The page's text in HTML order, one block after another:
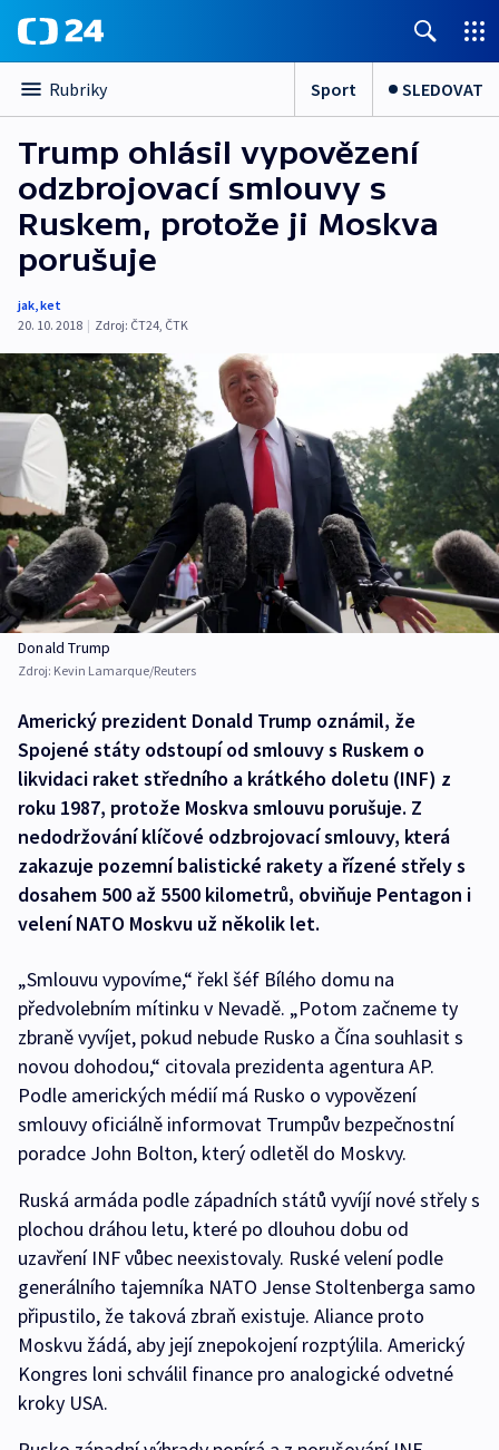
Rubriky Sport SLEDOVAT
Trump ohlásil vypovězení
odzbrojovací smlouvy s
Ruskem, protože ji Moskva
porušuje
jak,ket
20. 10. 2018 | Zdroj: ČT24, ČTK
Donald Trump
Zdroj: Kevin Lamarque/Reuters
Americký prezident Donald Trump oznámil, že
Spojené státy odstoupí od smlouvy s Ruskem o
likvidaci raket středního a krátkého doletu (INF) z
roku 1987, protože Moskva smlouvu porušuje. Z
nedodržování klíčové odzbrojovací smlouvy, která
zakazuje pozemní balistické rakety a řízené střely s
dosahem 500 až 5500 kilometrů, obviňuje Pentagon i
velení NATO Moskvu už několik let.
„Smlouvu vypovíme,“ řekl šéf Bílého domu na
předvolebním mítinku v Nevadě. „Potom začneme ty
zbraně vyvíjet, pokud nebude Rusko a Čína souhlasit s
novou dohodou,“ citovala prezidenta agentura AP.
Podle amerických médií má Rusko o vypovězení
smlouvy oficiálně informovat Trumpův bezpečnostní
poradce John Bolton, který odletěl do Moskvy.
Ruská armáda podle západních států vyvíjí nové střely s
plochou dráhou letu, které po dlouhou dobu od
uzavření INF vůbec neexistovaly. Ruské velení podle
generálního tajemníka NATO Jense Stoltenberga samo
připustilo, že taková zbraň existuje. Aliance proto
Moskvu žádá, aby její znepokojení rozptýlila. Americký
Kongres loni schválil finance pro analogické odvetné
kroky USA.